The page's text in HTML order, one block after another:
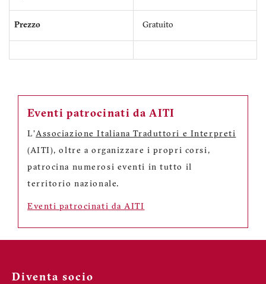
Prezzo Gratuito
Eventi patrocinati da AITI
L'Associazione Italiana Traduttori e Interpreti
(AITI), oltre a organizzare i propri corsi,
patrocina numerosi eventi in tutto il
territorio nazionale.
Eventi patrocinati da AITI
Diventa socio